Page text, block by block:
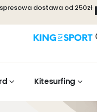
dostawa od 250zł
Kitesurfing